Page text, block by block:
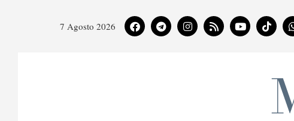
7 Agosto 2026